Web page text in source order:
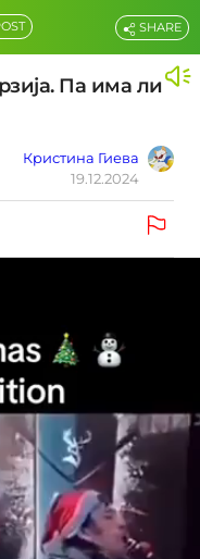
Па има ли
Кристина Гиева
19.12.2024
SHARE